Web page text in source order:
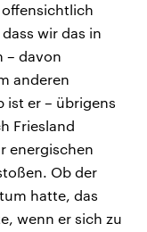
wir das in
– davon
anderen
ist er – übrigens
Friesland
energischen
Ob der
hatte, das
wenn er sich zu